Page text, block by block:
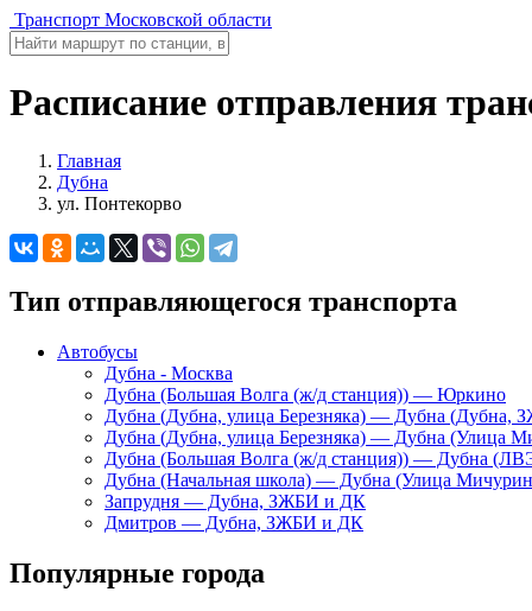
Транспорт Московской области
Расписание отправления
Главная
Дубна
ул. Понтекорво
Тип отправляющегося транспорта
Автобусы
Дубна - Москва
Дубна (Большая Волга (ж/д станция)) — Юркино
Дубна (Дубна, улица Березняка) — Дубна (Дубна,
Дубна (Дубна, улица Березняка) — Дубна (Улица
Дубна (Большая Волга (ж/д станция)) — Дубна
Дубна (Начальная школа) — Дубна (Улица
Запрудня — Дубна, ЗЖБИ и ДК
Дмитров — Дубна, ЗЖБИ и ДК
Популярные города